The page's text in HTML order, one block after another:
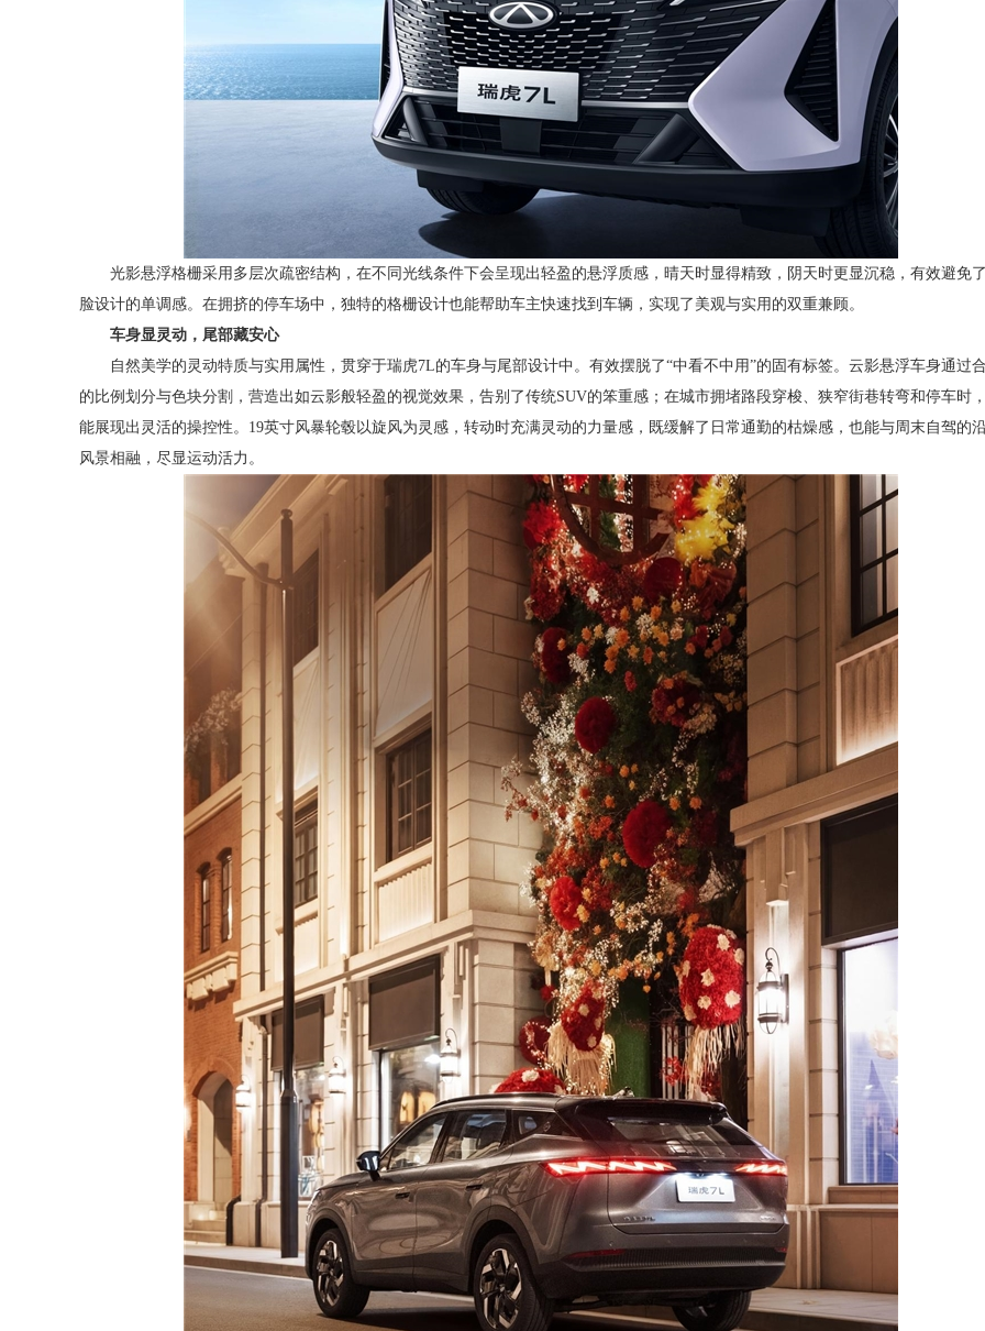
光影悬浮格栅采用多层次疏密结构，在不同光线条件下会呈现出轻盈的悬浮质感，晴天时显得精致，阴天时更显沉稳，有效避免
脸设计的单调感。在拥挤的停车场中，独特的格栅设计也能帮助车主快速找到车辆，实现了美观与实用的双重兼顾。
车身显灵动，尾部藏安心
自然美学的灵动特质与实用属性，贯穿于瑞虎7L的车身与尾部设计中。有效摆脱了“中看不中用”的固有标签。云影悬浮车身通过
的比例划分与色块分割，营造出如云影般轻盈的视觉效果，告别了传统SUV的笨重感；在城市拥堵路段穿梭、狭窄街巷转弯和停车时
能展现出灵活的操控性。19英寸风暴轮毂以旋风为灵感，转动时充满灵动的力量感，既缓解了日常通勤的枯燥感，也能与周末自驾的
风景相融，尽显运动活力。